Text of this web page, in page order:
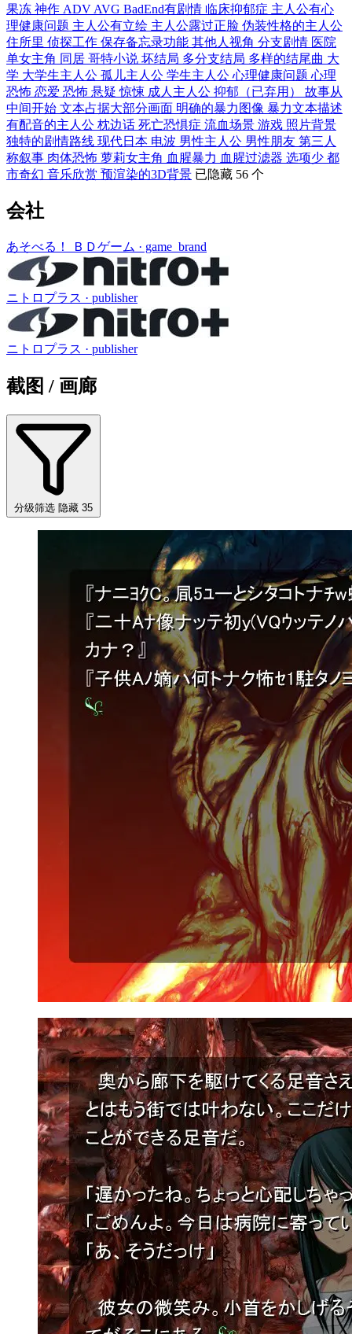
果冻 神作 ADV AVG BadEnd有剧情 临床抑郁症 主人公有心
理健康问题 主人公有立绘 主人公露过正脸 伪装性格的主人公
住所里 侦探工作 保存备忘录功能 其他人视角 分支剧情 医院
单女主角 同居 哥特小说 坏结局 多分支结局 多样的结尾曲 大
学 大学生主人公 孤儿主人公 学生主人公 心理健康问题 心理
恐怖 恋爱 恐怖 悬疑 惊悚 成人主人公 抑郁（已弃用）
故事从
中间开始 文本占据大部分画面 明确的暴力图像 暴力文本描述
有配音的主人公 枕边话 死亡恐惧症 流血场景 游戏 照片背景
独特的剧情路线 现代日本 电波 男性主人公 男性朋友 第三人
称叙事 肉体恐怖 萝莉女主角 血腥暴力 血腥过滤器 选项少 都
市奇幻 音乐欣赏 预渲染的3D背景 已隐藏 56 个
会社
あそべる！ ＢＤゲーム · game_brand
ニトロプラス · publisher
ニトロプラス · publisher
截图 / 画廊
分级筛选 隐藏 35